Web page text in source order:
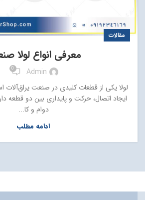
مقالات
معرفی انواع لولا
Admin
0
لولا یکی از قطعات کلیدی در صنعت
ایجاد اتصال، حرکت و پایداری بین دو قطعه
دوام و کا...
ادامه مطلب